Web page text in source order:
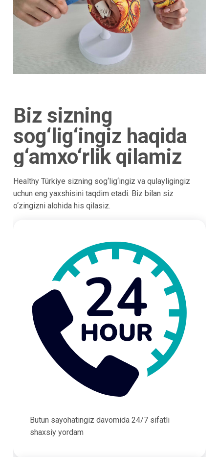
Biz sizning
sog‘lig‘ingiz haqida
g‘amxo‘rlik qilamiz
Healthy Türkiye sizning sog‘lig‘ingiz va qulayligingiz
uchun eng yaxshisini taqdim etadi. Biz bilan siz
o‘zingizni alohida his qilasiz.
Butun sayohatingiz davomida 24/7 sifatli
shaxsiy yordam